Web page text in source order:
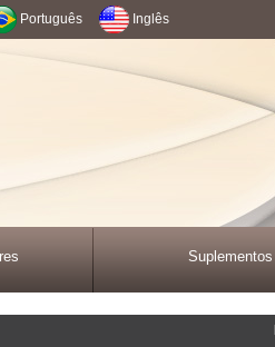
Português Inglês
Suplementos